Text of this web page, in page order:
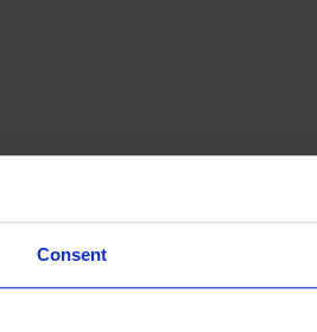
Consent